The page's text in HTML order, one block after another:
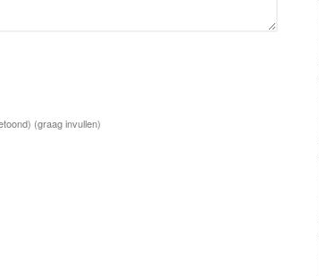
(graag invullen)